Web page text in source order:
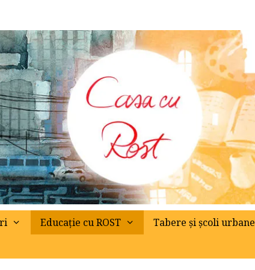
Educație cu ROST Tabere și școli urbane